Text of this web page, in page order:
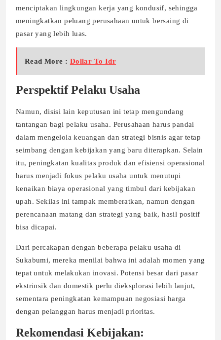
menciptakan lingkungan kerja yang kondusif, sehingga
meningkatkan peluang perusahaan untuk bersaing di
pasar yang lebih luas.
Read More : Dollar To Idr
Perspektif Pelaku Usaha
Namun, disisi lain keputusan ini tetap mengundang
tantangan bagi pelaku usaha. Perusahaan harus pandai
dalam mengelola keuangan dan strategi bisnis agar tetap
seimbang dengan kebijakan yang baru diterapkan. Selain
itu, peningkatan kualitas produk dan efisiensi operasional
harus menjadi fokus pelaku usaha untuk menutupi
kenaikan biaya operasional yang timbul dari kebijakan
upah. Sekilas ini tampak memberatkan, namun dengan
perencanaan matang dan strategi yang baik, hasil positif
bisa dicapai.
Dari percakapan dengan beberapa pelaku usaha di
Sukabumi, mereka menilai bahwa ini adalah momen yang
tepat untuk melakukan inovasi. Potensi besar dari pasar
ekstrinsik dan domestik perlu dieksplorasi lebih lanjut,
sementara peningkatan kemampuan negosiasi harga
dengan pelanggan harus menjadi prioritas.
Rekomendasi Kebijakan: